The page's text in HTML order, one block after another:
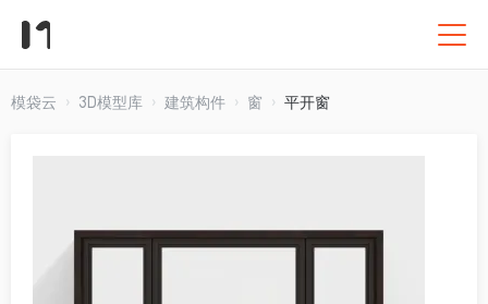
模袋云 3D模型库 建筑构件 窗 平开窗